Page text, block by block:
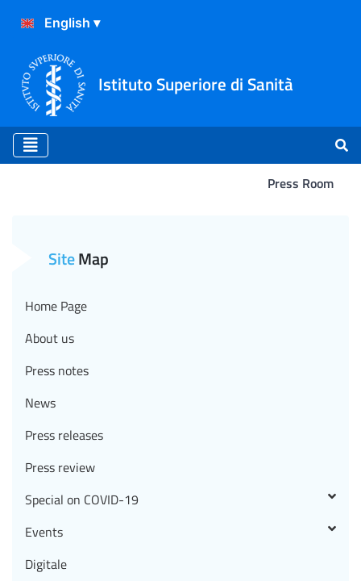
Istituto Superiore di Sanità
Press Room
SiteMap
Home Page
About us
Press notes
News
Press releases
Press review
Special on COVID-19
Events
Digitale